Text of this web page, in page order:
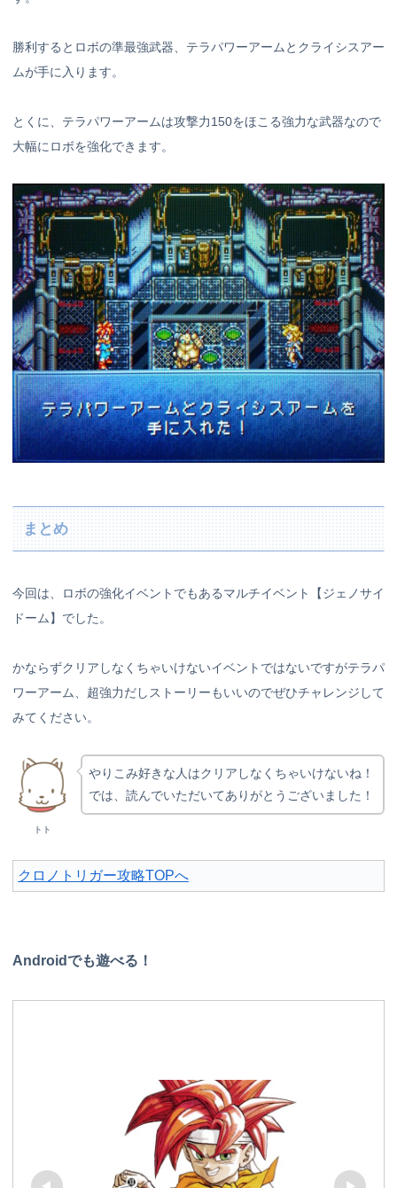
勝利するとロボの準最強武器、テラパワーアームとクライシスアー
ムが手に入ります。
とくに、テラパワーアームは攻撃力150をほこる強力な武器なので
大幅にロボを強化できます。
まとめ
今回は、ロボの強化イベントでもあるマルチイベント【ジェノサイ
ドーム】でした。
かならずクリアしなくちゃいけないイベントではないですがテラパ
ワーアーム、超強力だしストーリーもいいのでぜひチャレンジして
みてください。
トト
やりこみ好きな人はクリアしなくちゃいけないね！
では、読んでいただいてありがとうございました！
クロノトリガー攻略TOPへ
Androidでも遊べる！